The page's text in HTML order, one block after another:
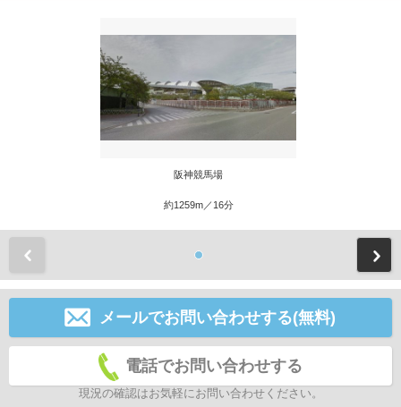
阪神競馬場
約1259m／16分
メールでお問い合わせする(無料)
電話でお問い合わせする
現況の確認はお気軽にお問い合わせください。